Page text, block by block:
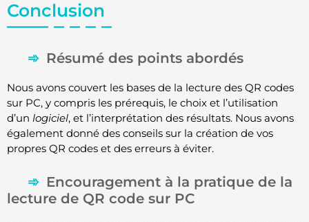
Conclusion
Résumé des points abordés
Nous avons couvert les bases de la lecture des QR codes
sur PC, y compris les prérequis, le choix et l’utilisation
d’un logiciel, et l’interprétation des résultats. Nous avons
également donné des conseils sur la création de vos
propres QR codes et des erreurs à éviter.
Encouragement à la pratique de la
lecture de QR code sur PC